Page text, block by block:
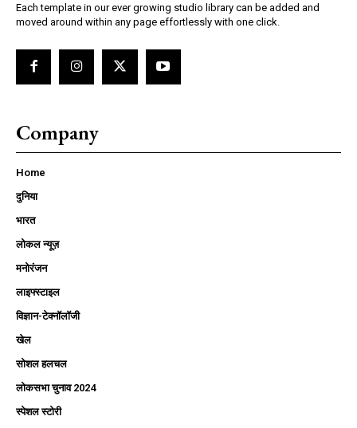
Each template in our ever growing studio library can be added and
moved around within any page effortlessly with one click.
Company
Home
दुनिया
भारत
लोकल न्यूज़
मनोरंजन
लाइफ्स्टाइल
विज्ञान-टेक्नॉलॉजी
खेल
सोशल हलचल
लोकसभा चुनाव 2024
स्पेशल स्टोरी